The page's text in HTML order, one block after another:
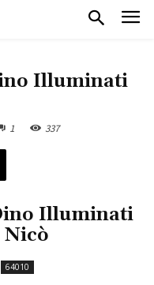
Illuminati
1 337
Illuminati
64010